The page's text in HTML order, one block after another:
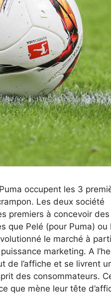
occupent les 3
Les deux société
premiers à concevoir
que Pelé (pour Puma) ou
le marché à
marketing. A
de l’affiche et se livrent
des consommateurs.
que mène leur tête